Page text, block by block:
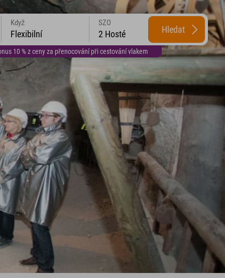
10 % z ceny za přenocování při cestování vlakem
Když
Flexibilní
SZO
2 Hosté Hledat